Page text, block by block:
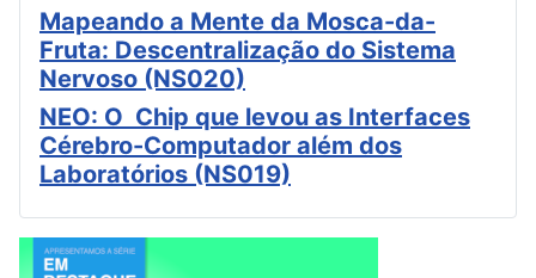
Mapeando a Mente da Mosca-da-
Fruta: Descentralização do Sistema
Nervoso (NS020)
NEO: O Chip que levou as Interfaces
Cérebro-Computador além dos
Laboratórios (NS019)